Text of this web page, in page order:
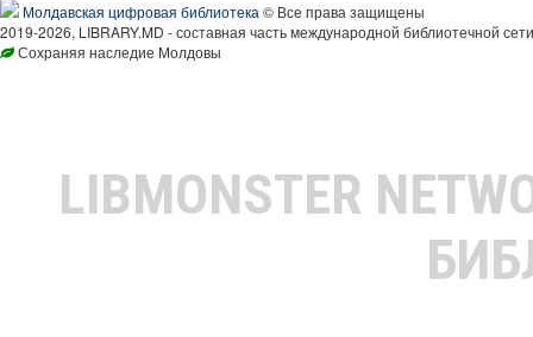
Молдавская цифровая библиотека © Все права защищены
2019-2026, LIBRARY.MD - составная часть международной библиотечной
Сохраняя наследие Молдовы
LIBMONSTER